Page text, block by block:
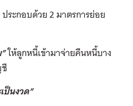
ประกอบด้วย 2 มาตรการย่อย
ให้ลูกหนี้เข้ามาจ่ายคืนหนี้บาง
ป็นงวด”